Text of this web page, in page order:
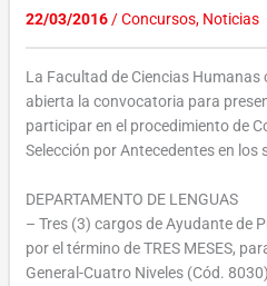
22/03/2016/Concursos, Noticias
La Facultad de Ciencias
abierta la convocatoria para
participar en el procedimiento de
Selección por Antecedentes en los
DEPARTAMENTO DE LENGUAS
– Tres (3) cargos de Ayudante de
por el término de TRES MESES,
General-Cuatro Niveles (Cód.